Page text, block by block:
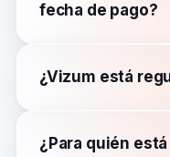
fecha de pago?
¿Vizum está
¿Para quién